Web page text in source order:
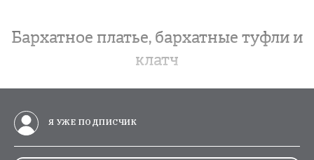
Бархатное платье, бархатные туфли и
клатч
Я УЖЕ ПОДПИСЧИК